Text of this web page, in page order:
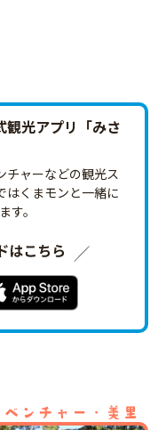
観光アプリ「みさ
チャーなどの観光ス
はくまモンと一緒に
す。